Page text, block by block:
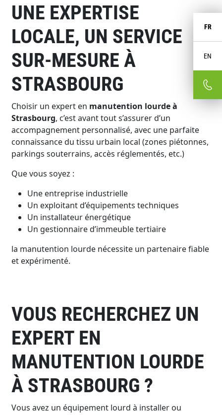
FR
EN
UNE EXPERTISE
LOCALE, UN SERVICE
SUR-MESURE À
STRASBOURG
Choisir un expert en manutention lourde à
Strasbourg, c’est avant tout s’assurer d’un
accompagnement personnalisé, avec une parfaite
connaissance du tissu urbain local (zones piétonnes,
parkings souterrains, accès réglementés, etc.)
Que vous soyez :
Une entreprise industrielle
Un exploitant d’équipements techniques
Un installateur énergétique
Un gestionnaire d’immeuble tertiaire
la manutention lourde nécessite un partenaire fiable
et expérimenté.
VOUS RECHERCHEZ UN
EXPERT EN
MANUTENTION LOURDE
À STRASBOURG ?
Vous avez un équipement lourd à installer ou